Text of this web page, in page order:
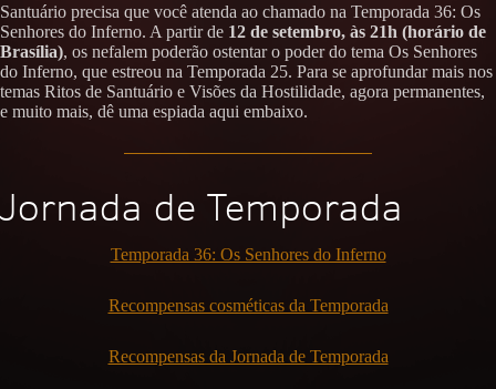
Santuário precisa que você atenda ao chamado na Temporada 36: Os
Senhores do Inferno. A partir de 12 de setembro, às 21h (horário de
Brasília), os nefalem poderão ostentar o poder do tema Os Senhores
do Inferno, que estreou na Temporada 25. Para se aprofundar mais nos
temas Ritos de Santuário e Visões da Hostilidade, agora permanentes,
e muito mais, dê uma espiada aqui embaixo.
Jornada de Temporada
Temporada 36: Os Senhores do Inferno
Recompensas cosméticas da Temporada
Recompensas da Jornada de Temporada